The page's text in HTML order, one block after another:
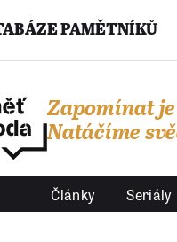
PAMĚTNÍKŮ
Zapomínat
Natáčíme
Články Seriály